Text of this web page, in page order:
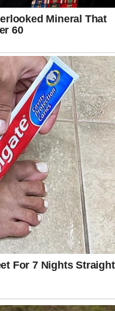
por desafios
enfrentou
de drogas.
em 2006,
participando
manter contato
e eventos
um importante
Embora
nos palcos,
permanece viva
trabalho ajudou a